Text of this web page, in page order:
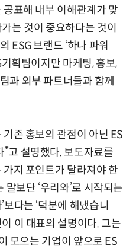
표해 내부 이해관계가 맞
는 것이 중요하다는 것이
ESG 브랜드 ‘하나 파워
획팀이지만 마케팅, 홍보,
과 외부 파트너들과 함께
존 홍보의 관점이 아닌 ES
고 설명했다. 보도자료를
지 포인트가 달라져야 한
말보단 ‘우리와’로 시작되는
다는 ‘덕분에 해냈습니
이 대표의 설명이다. 그는
모으는 기업이 앞으로 ES